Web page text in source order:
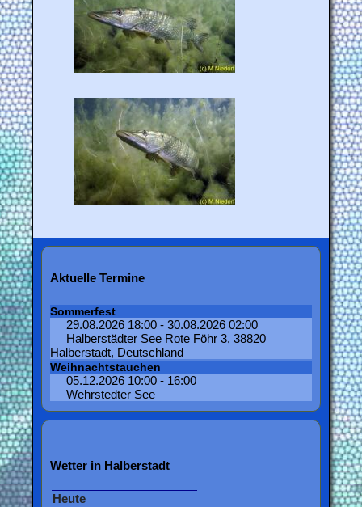
Aktuelle Termine
Sommerfest
29.08.2026 18:00 - 30.08.2026 02:00
Halberstädter See Rote Föhr 3, 38820
Halberstadt, Deutschland
Weihnachtstauchen
05.12.2026 10:00 - 16:00
Wehrstedter See
Wetter in Halberstadt
Heute